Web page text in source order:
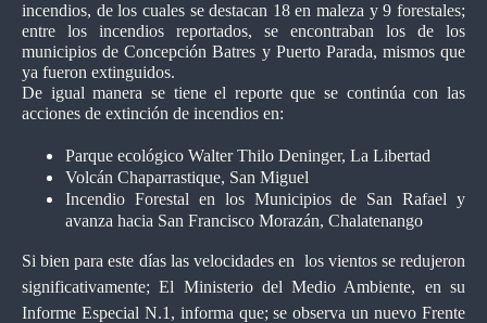
incendios, de los cuales se destacan 18 en maleza y 9 forestales;
entre los incendios reportados, se encontraban los de los
municipios de Concepción Batres y Puerto Parada, mismos que
ya fueron extinguidos.
De igual manera se tiene el reporte que se continúa con las
acciones de extinción de incendios en:
Parque ecológico Walter Thilo Deninger, La Libertad
Volcán Chaparrastique, San Miguel
Incendio Forestal en los Municipios de San Rafael y
avanza hacia San Francisco Morazán, Chalatenango
Si bien para este días las velocidades en los vientos se redujeron
significativamente; El Ministerio del Medio Ambiente, en su
Informe Especial N.1, informa que; se observa un nuevo Frente